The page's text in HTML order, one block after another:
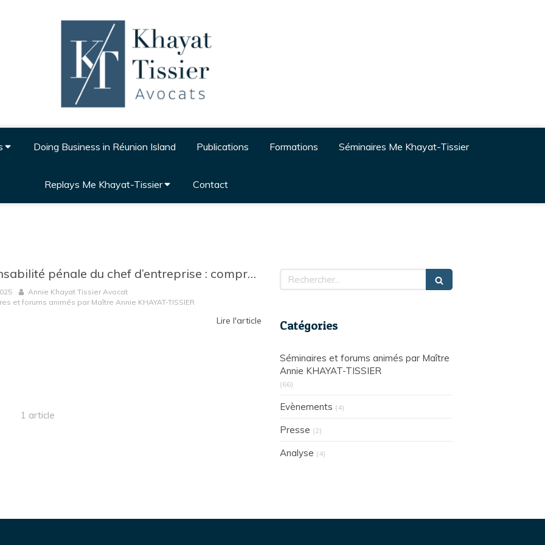
Doing Business in Réunion Island Publications Formations Séminaires Me Khayat-Tissier
Replays Me Khayat-Tissier Contact
Responsabilité pénale du chef d’entreprise : comprendre les risques et réagir efficacement
Annie Khayat Tissier Avocat
et forums animés par Maître Annie KHAYAT-TISSIER
Lire l'article
1 article
Rechercher
Catégories
Séminaires et forums animés par Maître
Annie KHAYAT-TISSIER
(66)
Evènements (4)
Presse (2)
Analyse (4)